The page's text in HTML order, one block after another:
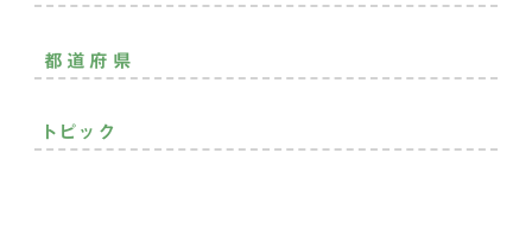
その他
都道府県
関東
トピック